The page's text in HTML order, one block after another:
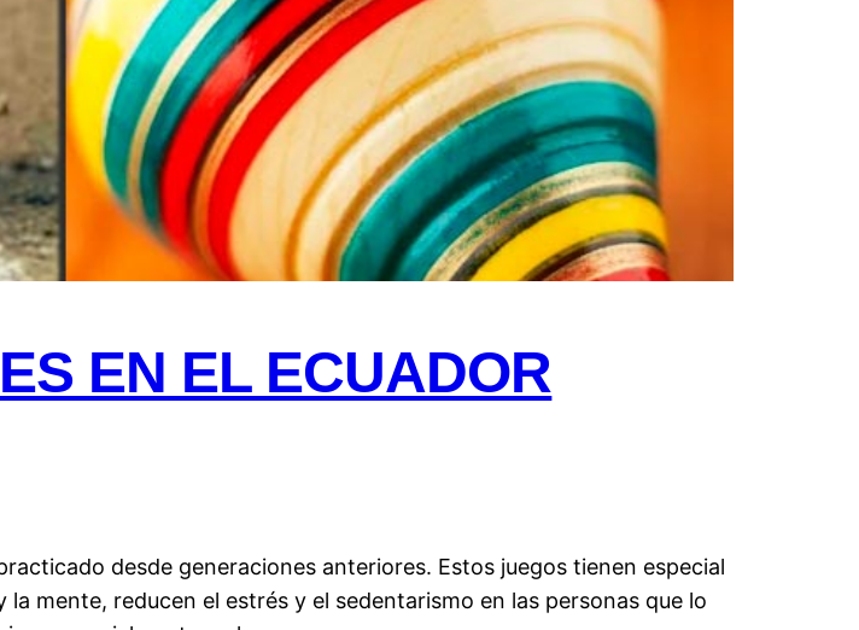
EN EL ECUADOR
desde generaciones anteriores. Estos juegos tienen especial
mente, reducen el estrés y el sedentarismo en las personas que lo